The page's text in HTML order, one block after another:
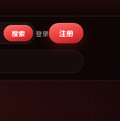
搜索 登录 注册